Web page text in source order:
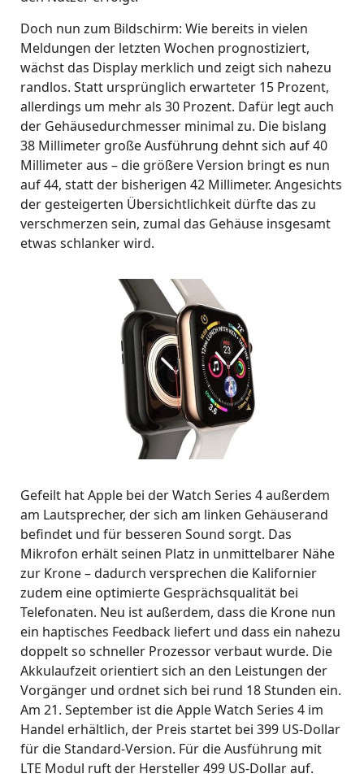
Doch nun zum Bildschirm: Wie bereits in vielen
Meldungen der letzten Wochen prognostiziert,
wächst das Display merklich und zeigt sich nahezu
randlos. Statt ursprünglich erwarteter 15 Prozent,
allerdings um mehr als 30 Prozent. Dafür legt auch
der Gehäusedurchmesser minimal zu. Die bislang
38 Millimeter große Ausführung dehnt sich auf 40
Millimeter aus – die größere Version bringt es nun
auf 44, statt der bisherigen 42 Millimeter. Angesichts
der gesteigerten Übersichtlichkeit dürfte das zu
verschmerzen sein, zumal das Gehäuse insgesamt
etwas schlanker wird.
Gefeilt hat Apple bei der Watch Series 4 außerdem
am Lautsprecher, der sich am linken Gehäuserand
befindet und für besseren Sound sorgt. Das
Mikrofon erhält seinen Platz in unmittelbarer Nähe
zur Krone – dadurch versprechen die Kalifornier
zudem eine optimierte Gesprächsqualität bei
Telefonaten. Neu ist außerdem, dass die Krone nun
ein haptisches Feedback liefert und dass ein nahezu
doppelt so schneller Prozessor verbaut wurde. Die
Akkulaufzeit orientiert sich an den Leistungen der
Vorgänger und ordnet sich bei rund 18 Stunden ein.
Am 21. September ist die Apple Watch Series 4 im
Handel erhältlich, der Preis startet bei 399 US-Dollar
für die Standard-Version. Für die Ausführung mit
LTE Modul ruft der Hersteller 499 US-Dollar auf.